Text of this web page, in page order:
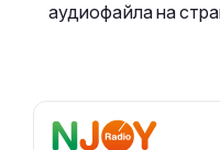
аудиофайла на